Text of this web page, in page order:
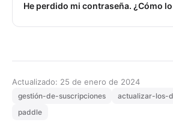
He perdido mi contraseña. ¿Cómo
Actualizado: 25 de enero de 2024
gestión-de-suscripciones
actualizar-los-
paddle